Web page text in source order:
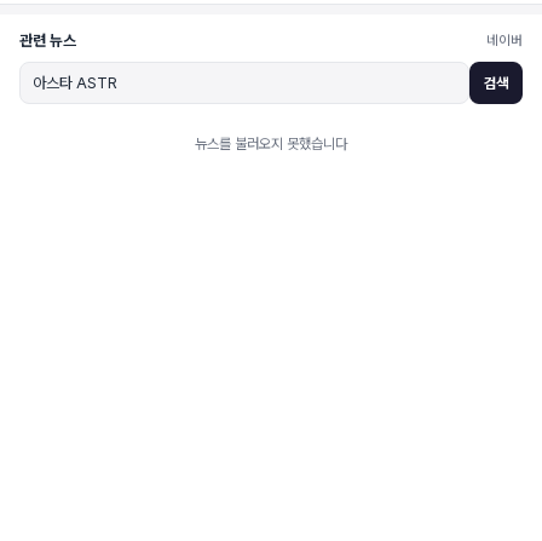
관련 뉴스 네이버
검색
뉴스를 불러오지 못했습니다